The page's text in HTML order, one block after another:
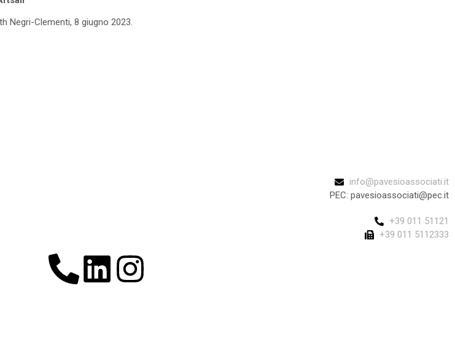
Negri-Clementi, 8 giugno 2023.
info@pavesioassociati.it
PEC: pavesioassociati@pec.it
+39 011 51121
+39 011 5112333